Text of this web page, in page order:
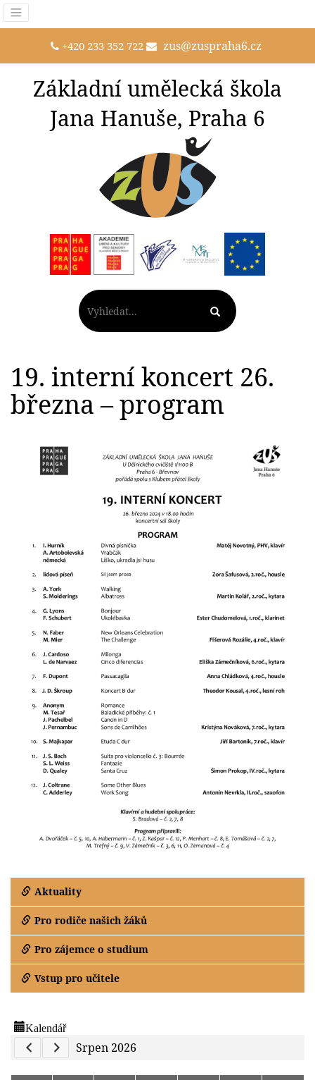
+420 233 352 722 zus@zuspraha6.cz
Základní umělecká škola
Jana Hanuše, Praha 6
Aktuality
Pro rodiče našich žáků
Pro zájemce o studium
Vstup pro učitele
Kalendář
Previous Calendar
Next Calendar
Srpen 2026
19. interní koncert 26.
března – program